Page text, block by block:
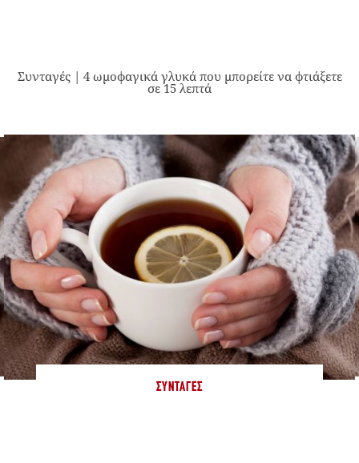
Συνταγές | 4 ωμοφαγικά γλυκά που μπορείτε να φτιάξετε
σε 15 λεπτά
ΣΥΝΤΑΓΈΣ